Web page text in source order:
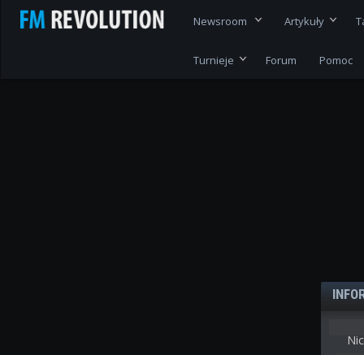
Newsroom Artykuły
Turnieje Forum Pomoc